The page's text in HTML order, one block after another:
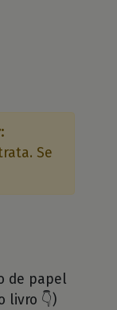
Se
de papel
livro 👇)